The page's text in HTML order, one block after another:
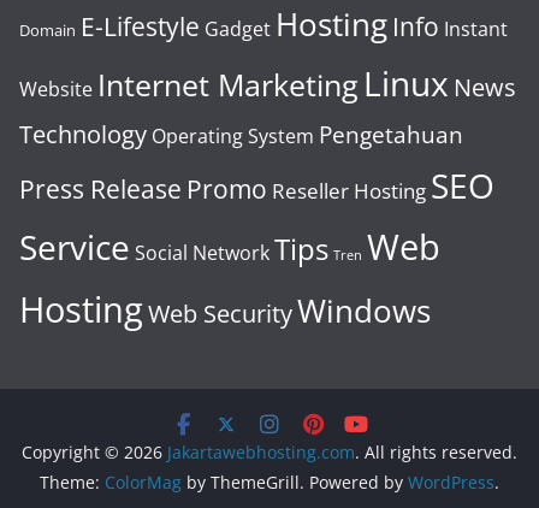
Domain E-Lifestyle Gadget Hosting Info Instant
Website Internet Marketing Linux News
Technology Operating System Pengetahuan
Press Release Promo Reseller Hosting SEO
Service Social NetworkTips Tren Web
HostingWeb SecurityWindows
Copyright © 2026 Jakartawebhosting.com. All rights reserved.
Theme: ColorMag by ThemeGrill. Powered by WordPress.